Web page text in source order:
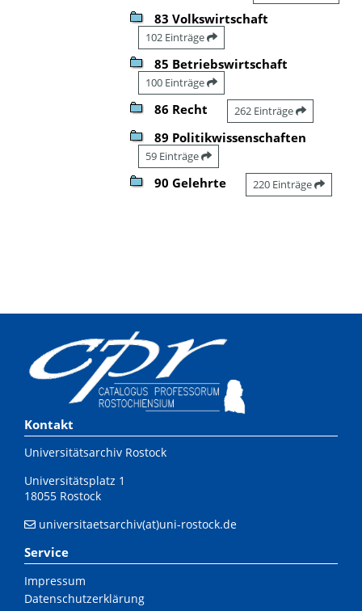
83 Volkswirtschaft
102 Einträge
85 Betriebswirtschaft
100 Einträge
86 Recht 262 Einträge
89 Politikwissenschaften
59 Einträge
90 Gelehrte 220 Einträge
Kontakt
Universitätsarchiv Rostock
Universitätsplatz 1
18055 Rostock
universitaetsarchiv(at)uni-rostock.de
Service
Impressum
Datenschutzerklärung